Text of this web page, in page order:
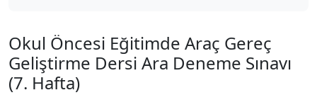
Okul Öncesi Eğitimde Araç Gereç
Geliştirme Dersi Ara Deneme Sınavı
(7. Hafta)